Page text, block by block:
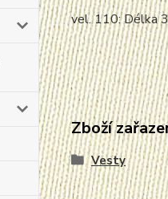
vel. 110: Délka
Zboží
Vesty